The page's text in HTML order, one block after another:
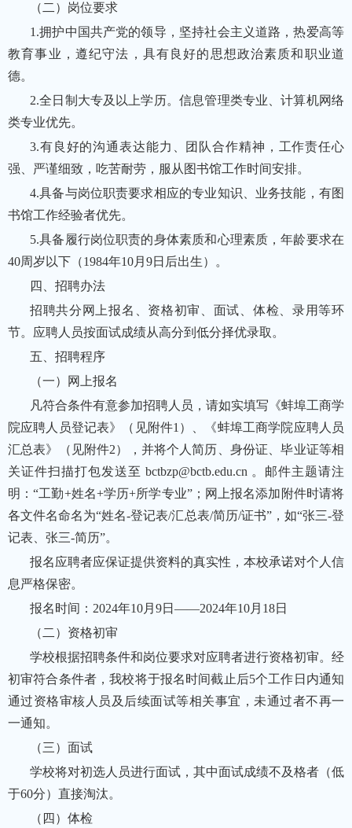
（二）岗位要求
1.拥护中国共产党的领导，坚持社会主义道路，热爱高等
教育事业，遵纪守法，具有良好的思想政治素质和职业道
德。
2.全日制大专及以上学历。信息管理类专业、计算机网络
类专业优先。
3.有良好的沟通表达能力、团队合作精神，工作责任心
强、严谨细致，吃苦耐劳，服从图书馆工作时间安排。
4.具备与岗位职责要求相应的专业知识、业务技能，有图
书馆工作经验者优先。
5.具备履行岗位职责的身体素质和心理素质，年龄要求在
40周岁以下（1984年10月9日后出生）。
四、招聘办法
招聘共分网上报名、资格初审、面试、体检、录用等环
节。应聘人员按面试成绩从高分到低分择优录取。
五、招聘程序
（一）网上报名
凡符合条件有意参加招聘人员，请如实填写《蚌埠工商学
院应聘人员登记表》（见附件1）、《蚌埠工商学院应聘人员
汇总表》（见附件2），并将个人简历、身份证、毕业证等相
关证件扫描打包发送至 bctbzp@bctb.edu.cn 。邮件主题请注
明：“工勤+姓名+学历+所学专业”；网上报名添加附件时请将
各文件名命名为“姓名-登记表/汇总表/简历/证书”，如“张三-登
记表、张三-简历”。
报名应聘者应保证提供资料的真实性，本校承诺对个人信
息严格保密。
报名时间：2024年10月9日——2024年10月18日
（二）资格初审
学校根据招聘条件和岗位要求对应聘者进行资格初审。经
初审符合条件者，我校将于报名时间截止后5个工作日内通知
通过资格审核人员及后续面试等相关事宜，未通过者不再一
一通知。
（三）面试
学校将对初选人员进行面试，其中面试成绩不及格者（低
于60分）直接淘汰。
（四）体检